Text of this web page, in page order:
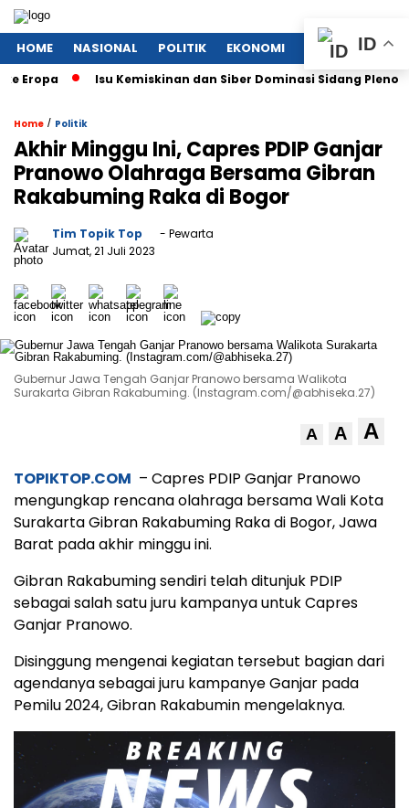
HOME NASIONAL POLITIK EKONOMI MEGAPOLITAN
Isu Kemiskinan dan Siber Dominasi Sidang Pleno KTT
Home / Politik
Akhir Minggu Ini, Capres PDIP Ganjar
Pranowo Olahraga Bersama Gibran
Rakabuming Raka di Bogor
Tim Topik Top
- Pewarta
Jumat, 21 Juli 2023
Gubernur Jawa Tengah Ganjar Pranowo bersama Walikota
Surakarta Gibran Rakabuming. (Instagram.com/@abhiseka.27)
A A A
TOPIKTOP.COM – Capres PDIP Ganjar Pranowo
mengungkap rencana olahraga bersama Wali Kota
Surakarta Gibran Rakabuming Raka di Bogor, Jawa
Barat pada akhir minggu ini.
Gibran Rakabuming sendiri telah ditunjuk PDIP
sebagai salah satu juru kampanya untuk Capres
Ganjar Pranowo.
Disinggung mengenai kegiatan tersebut bagian dari
agendanya sebagai juru kampanye Ganjar pada
Pemilu 2024, Gibran Rakabumin mengelaknya.
ID